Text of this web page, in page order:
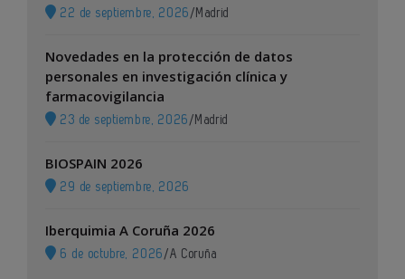
22 de septiembre, 2026 / Madrid
Novedades en la protección de datos
personales en investigación clínica y
farmacovigilancia
23 de septiembre, 2026 / Madrid
BIOSPAIN 2026
29 de septiembre, 2026
Iberquimia A Coruña 2026
6 de octubre, 2026 /A Coruña